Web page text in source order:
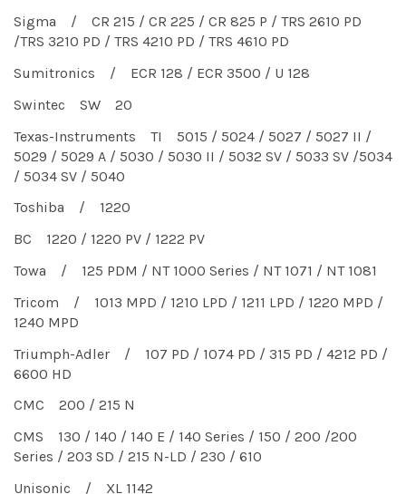
Sigma / CR 215 / CR 225 / CR 825 P / TRS 2610 PD
/TRS 3210 PD / TRS 4210 PD / TRS 4610 PD
Sumitronics / ECR 128 / ECR 3500 / U 128
Swintec SW 20
Texas-Instruments TI 5015 / 5024 / 5027 / 5027 II /
5029 / 5029 A / 5030 / 5030 II / 5032 SV / 5033 SV /5034
/ 5034 SV / 5040
Toshiba / 1220
BC 1220 / 1220 PV / 1222 PV
Towa / 125 PDM / NT 1000 Series / NT 1071 / NT 1081
Tricom / 1013 MPD / 1210 LPD / 1211 LPD / 1220 MPD /
1240 MPD
Triumph-Adler / 107 PD / 1074 PD / 315 PD / 4212 PD /
6600 HD
CMC 200 / 215 N
CMS 130 / 140 / 140 E / 140 Series / 150 / 200 /200
Series / 203 SD / 215 N-LD / 230 / 610
Unisonic / XL 1142